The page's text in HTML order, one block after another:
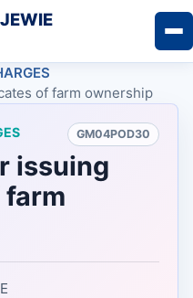
of farm ownership
GM04POD30
issuing